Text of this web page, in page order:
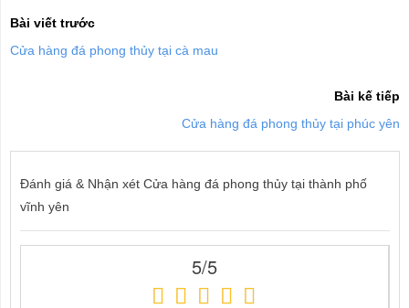
Bài viết trước
Cửa hàng đá phong thủy tại cà mau
Bài kế tiếp
Cửa hàng đá phong thủy tại phúc yên
Đánh giá & Nhận xét Cửa hàng đá phong thủy tại thành phố
vĩnh yên
5/5